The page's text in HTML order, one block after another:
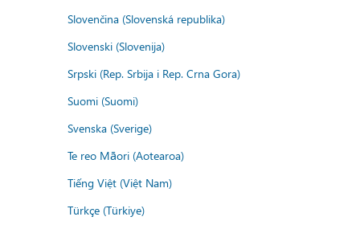
Slovenčina (Slovenská republika)
Slovenski (Slovenija)
Srpski (Rep. Srbija i Rep. Crna Gora)
Suomi (Suomi)
Svenska (Sverige)
Te reo Māori (Aotearoa)
Tiếng Việt (Việt Nam)
Türkçe (Türkiye)